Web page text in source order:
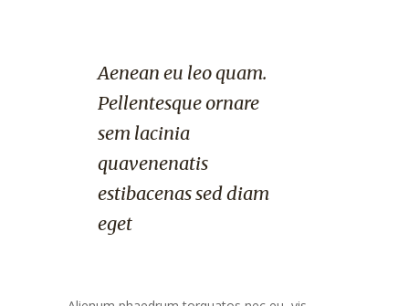
Aenean eu leo quam.
Pellentesque ornare
sem lacinia
quavenenatis
estibacenas sed diam
eget